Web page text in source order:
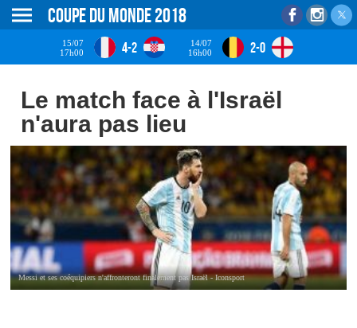
Coupe du monde 2018
15/07
17h00
4-2
14/07
16h00
2-0
Le match face à l'Israël
n'aura pas lieu
Messi et ses coéquipiers n'affronteront finalement pas Israël - Iconsport